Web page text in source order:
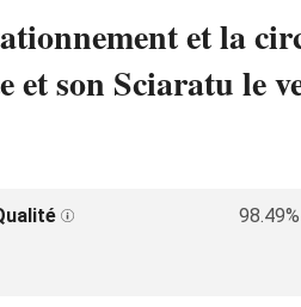
et la
et son Sciaratu le
98.49%